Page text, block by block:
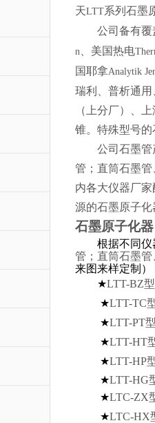
天LTT系列石墨
公司备有
n 、美国热电
国耶拿Analytik
瑞利、普析通
（上分厂）、
锥。特殊型号
公司石墨
管；直筒石墨
内各大仪器厂
源的石墨原子
石墨原子化
根据不同
管；直筒石墨
来图来样定制）
★LTT-BZ
★LTT-TC
★LTT-PT
★LTT-HT
★LTT-HP
★LTT-HG
★LTC-ZX
★LTC-HX